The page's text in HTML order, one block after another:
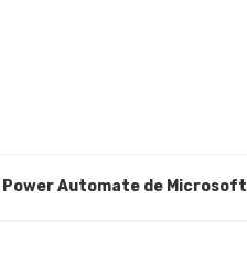
Power Automate de Microsoft